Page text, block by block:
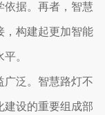
依据。再者，智慧
，构建起更加智能
。
广泛。智慧路灯不
建设的重要组成部